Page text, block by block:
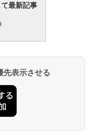
最新記事
先表示させる